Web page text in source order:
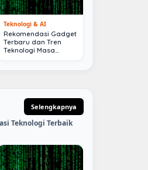
Teknologi & AI
Rekomendasi Gadget
Terbaru dan Tren
Teknologi Masa
Selengkapnya
Teknologi Terbaik